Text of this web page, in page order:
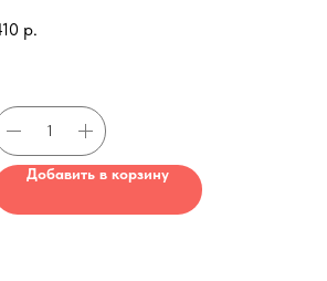
красный, соус
р.
Добавить в корзину